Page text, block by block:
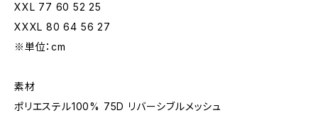
XXL 77 60 52 25
XXXL 80 64 56 27
※単位：cm
素材
ポリエステル100% 75D リバーシブルメッシュ